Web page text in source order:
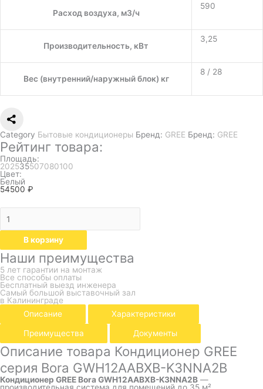
Расход воздуха, м3/ч
590
Производительность, кВт
3,25
Вес (внутренний/наружный блок) кг
8 / 28
Category Бытовые кондиционеры Бренд: GREE Бренд: GREE
Рейтинг товара:
Площадь:
202535507080100
Цвет:
Белый
54500 ₽
В корзину
Наши преимущества
5 лет гарантии на монтаж
Все способы оплаты
Бесплатный выезд инженера
Самый большой выставочный зал
в Калининграде
Описание
Характеристики
Преимущества Документы
Описание товара Кондиционер GREE
серия Bora GWH12AABXB-K3NNA2B
Кондиционер GREE Bora GWH12AABXB-K3NNA2B —
производительная система для помещений до 35 м²